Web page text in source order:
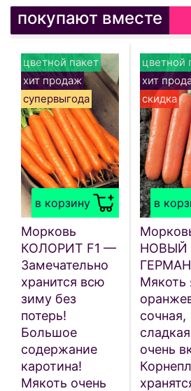
покупают вместе
в корзину
цветной пакет
хит продаж
супервыгода
Морковь
КОЛОРИТ F1 —
Замечательно
хранится всю
зиму без
потерь!
Большое
содержание
каротина!
Мякоть очень
в
цветной
хит
скидка
НОВЫЙ
Мякоть
сочная,
очень